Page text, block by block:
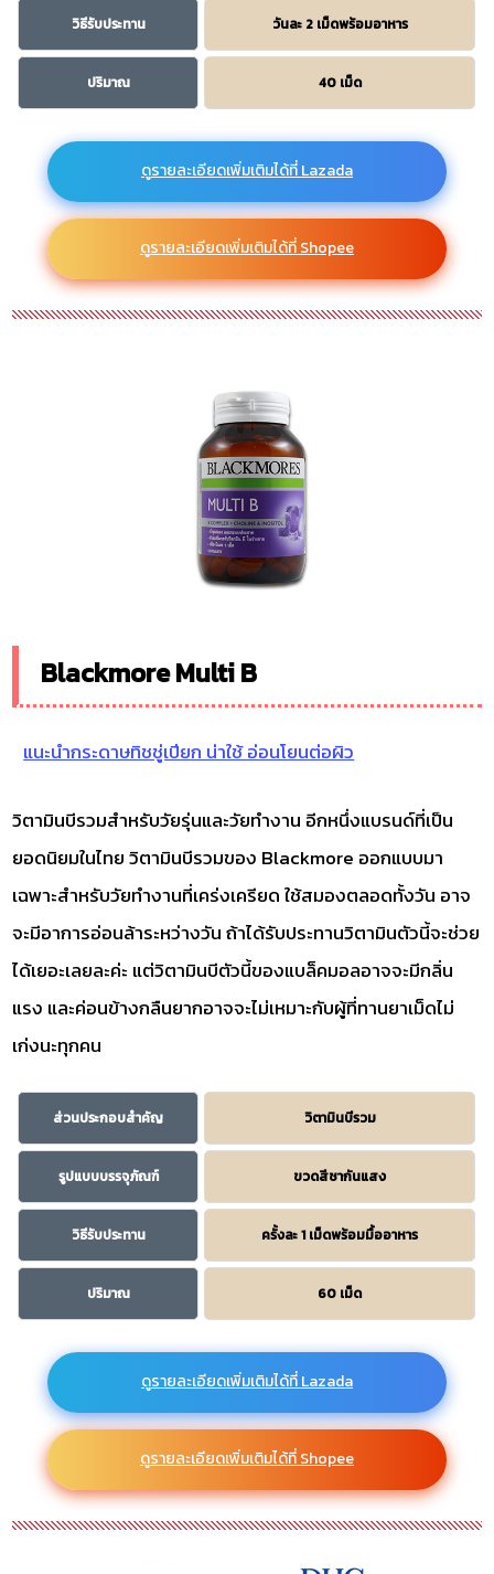
วิธีรับประทาน วันละ 2 เม็ดพร้อมอาหาร
ปริมาณ 40 เม็ด
ดูรายละเอียดเพิ่มเติมได้ที่ Lazada
ดูรายละเอียดเพิ่มเติมได้ที่ Shopee
Blackmore Multi B
แนะนำกระดาษทิชชู่เปียก น่าใช้ อ่อนโยนต่อผิว
วิตามินบีรวมสำหรับวัยรุ่นและวัยทำงาน อีกหนึ่งแบรนด์ที่เป็น
ยอดนิยมในไทย วิตามินบีรวมของ Blackmore ออกแบบมา
เฉพาะสำหรับวัยทำงานที่เคร่งเครียด ใช้สมองตลอดทั้งวัน อาจ
จะมีอาการอ่อนล้าระหว่างวัน ถ้าได้รับประทานวิตามินตัวนี้จะช่วย
ได้เยอะเลยละค่ะ แต่วิตามินบีตัวนี้ของแบล็คมอลอาจจะมีกลิ่น
แรง และค่อนข้างกลืนยากอาจจะไม่เหมาะกับผู้ที่ทานยาเม็ดไม่
เก่งนะทุกคน
ส่วนประกอบสำคัญ วิตามินบีรวม
รูปแบบบรรจุภัณฑ์ ขวดสีชากันแสง
วิธีรับประทาน ครั้งละ 1 เม็ดพร้อมมื้ออาหาร
ปริมาณ 60 เม็ด
ดูรายละเอียดเพิ่มเติมได้ที่ Lazada
ดูรายละเอียดเพิ่มเติมได้ที่ Shopee